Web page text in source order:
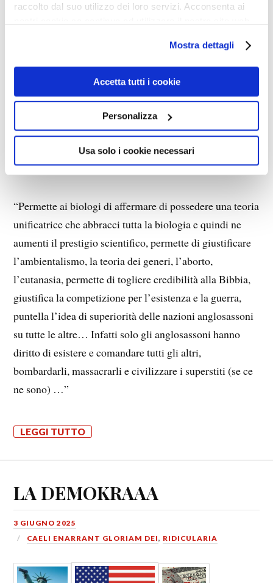
raccolto dal suo utilizzo dei loro servizi. Acconsenta ai
Mostra dettagli
Accetta tutti i cookie
Personalizza
Usa solo i cookie necessari
“Ordunque, quali vantaggi offre la teoria
dell’evoluzionismo?”
“Permette ai biologi di affermare di possedere una teoria
unificatrice che abbracci tutta la biologia e quindi ne
aumenti il prestigio scientifico, permette di giustificare
l’ambientalismo, la teoria dei generi, l’aborto,
l’eutanasia, permette di togliere credibilità alla Bibbia,
giustifica la competizione per l’esistenza e la guerra,
puntella l’idea di superiorità delle nazioni anglosassoni
su tutte le altre… Infatti solo gli anglosassoni hanno
diritto di esistere e comandare tutti gli altri,
bombardarli, massacrarli e civilizzare i superstiti (se ce
ne sono) …”
LEGGI TUTTO
LA DEMOKRAAA
3 GIUGNO 2025
CAELI ENARRANT GLORIAM DEI, RIDICULARIA